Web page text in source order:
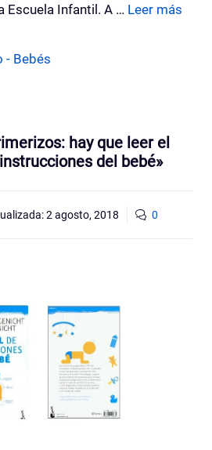
Escuela Infantil. A … Leer más
- Bebés
hay que leer el
del bebé»
2 agosto, 2018 0